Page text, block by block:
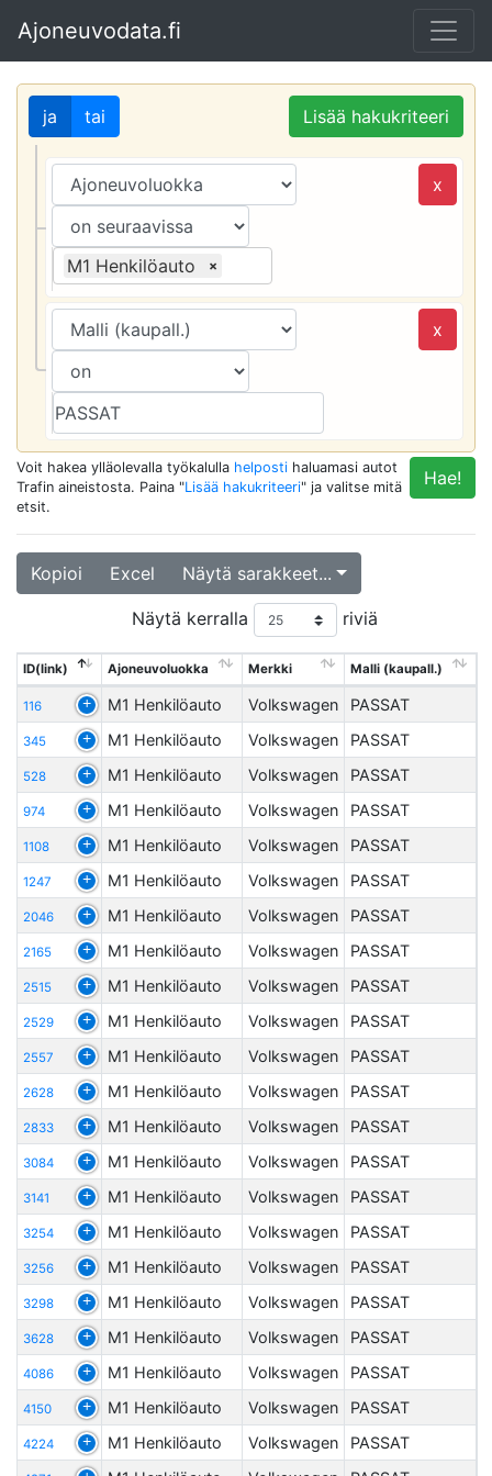
Ajoneuvodata.fi
Lisää hakukriteeri
ja tai
x
M1 Henkilöauto ×
x
Hae!
Voit hakea ylläolevalla työkalulla helposti haluamasi autot
Trafin aineistosta. Paina "Lisää hakukriteeri" ja valitse mitä
etsit.
Kopioi Excel Näytä sarakkeet...
Näytä kerralla riviä
ID(link) Ajoneuvoluokka Merkki Malli (kaupall.)
116 M1 Henkilöauto Volkswagen PASSAT
345 M1 Henkilöauto Volkswagen PASSAT
528 M1 Henkilöauto Volkswagen PASSAT
974 M1 Henkilöauto Volkswagen PASSAT
1108 M1 Henkilöauto Volkswagen PASSAT
1247 M1 Henkilöauto Volkswagen PASSAT
2046 M1 Henkilöauto Volkswagen PASSAT
2165 M1 Henkilöauto Volkswagen PASSAT
2515 M1 Henkilöauto Volkswagen PASSAT
2529 M1 Henkilöauto Volkswagen PASSAT
2557 M1 Henkilöauto Volkswagen PASSAT
2628 M1 Henkilöauto Volkswagen PASSAT
2833 M1 Henkilöauto Volkswagen PASSAT
3084 M1 Henkilöauto Volkswagen PASSAT
3141 M1 Henkilöauto Volkswagen PASSAT
3254 M1 Henkilöauto Volkswagen PASSAT
3256 M1 Henkilöauto Volkswagen PASSAT
3298 M1 Henkilöauto Volkswagen PASSAT
3628 M1 Henkilöauto Volkswagen PASSAT
4086 M1 Henkilöauto Volkswagen PASSAT
4150 M1 Henkilöauto Volkswagen PASSAT
4224 M1 Henkilöauto Volkswagen PASSAT